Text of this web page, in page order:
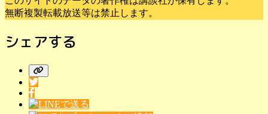
無断複製転載放送等は禁止します。
シェアする